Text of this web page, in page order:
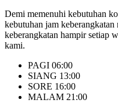
Demi memenuhi kebutuhan
kebutuhan jam
keberangkatan hampir setiap
kami.
PAGI 06:00
SIANG 13:00
SORE 16:00
MALAM 21:00